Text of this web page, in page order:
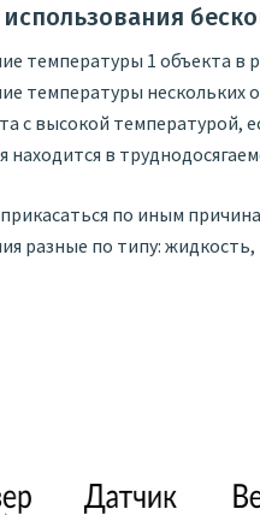
температуры 1 объекта в
температуры нескольких
с высокой температурой,
находится в
прикасаться по иным
разные по типу: жидкость,